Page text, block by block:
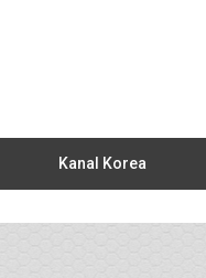
Kanal Korea